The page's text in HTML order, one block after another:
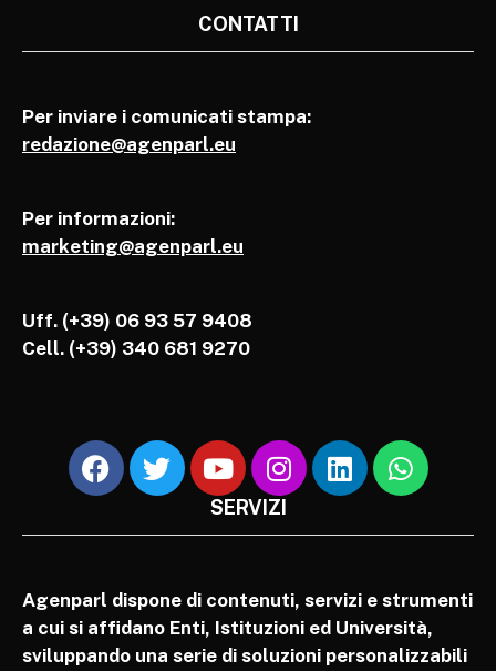
CONTATTI
Per inviare i comunicati stampa:
redazione@agenparl.eu
Per informazioni:
marketing@agenparl.eu
Uff. (+39) 06 93 57 9408
Cell. (+39) 340 681 9270
SERVIZI
Agenparl dispone di contenuti, servizi e strumenti
a cui si affidano Enti, Istituzioni ed Università,
sviluppando una serie di soluzioni personalizzabili